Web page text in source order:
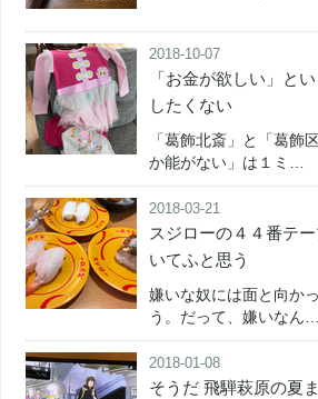
2018-10-07
「お金が欲しい」と
したくない
「葛飾北斎」と「葛飾
か能がない」は１ミ…
2018-03-21
スジローの４４番テ
いてふと思う
嫌いな奴には面と向か
う。だって、嫌いなん…
2018-01-08
そうだ 飛騨萩原の夏